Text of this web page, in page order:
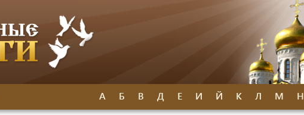
А Б В Д Е И Й К Л М Н